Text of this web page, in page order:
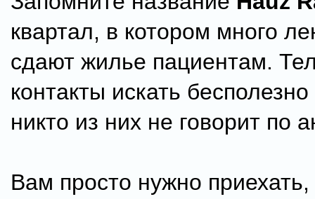
квартал, в котором много
сдают жилье пациентам.
контакты искать
никто из них не говорит по
Вам просто нужно